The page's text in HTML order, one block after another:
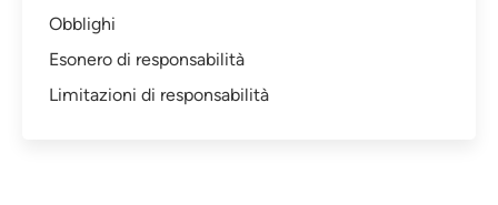
Obblighi
Esonero di responsabilità
Limitazioni di responsabilità